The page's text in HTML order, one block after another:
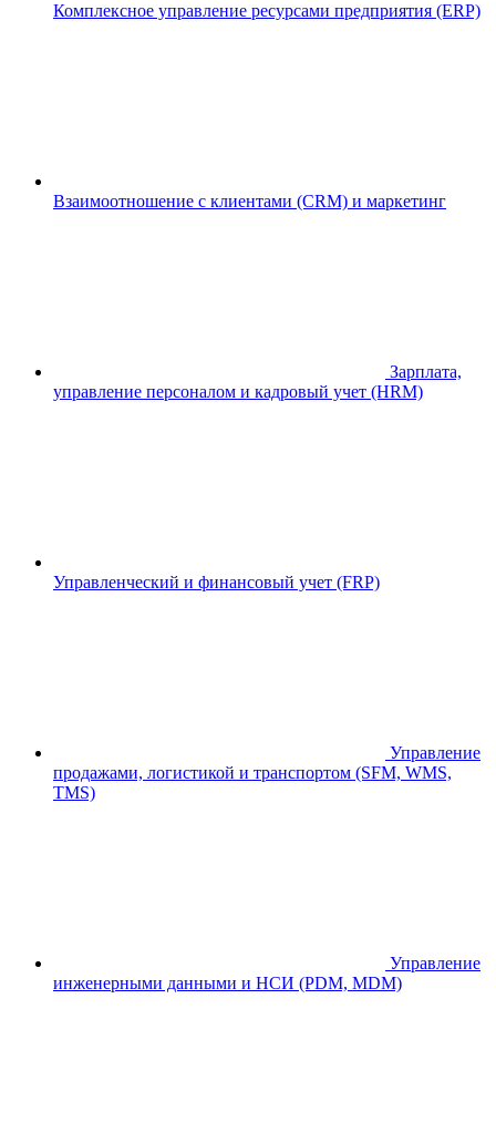
Комплексное управление ресурсами предприятия (ERP)
Взаимоотношение с клиентами (CRM) и маркетинг
Зарплата,
управление персоналом и кадровый учет (HRM)
Управленческий и финансовый учет (FRP)
Управление
продажами, логистикой и транспортом (SFM, WMS,
TMS)
Управление
инженерными данными и НСИ (PDM, MDM)